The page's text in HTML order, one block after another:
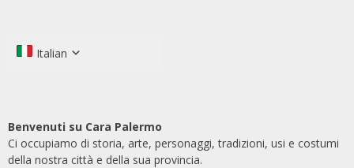
Italian
Benvenuti su Cara Palermo
Ci occupiamo di storia, arte, personaggi, tradizioni, usi e costumi
della nostra città e della sua provincia.